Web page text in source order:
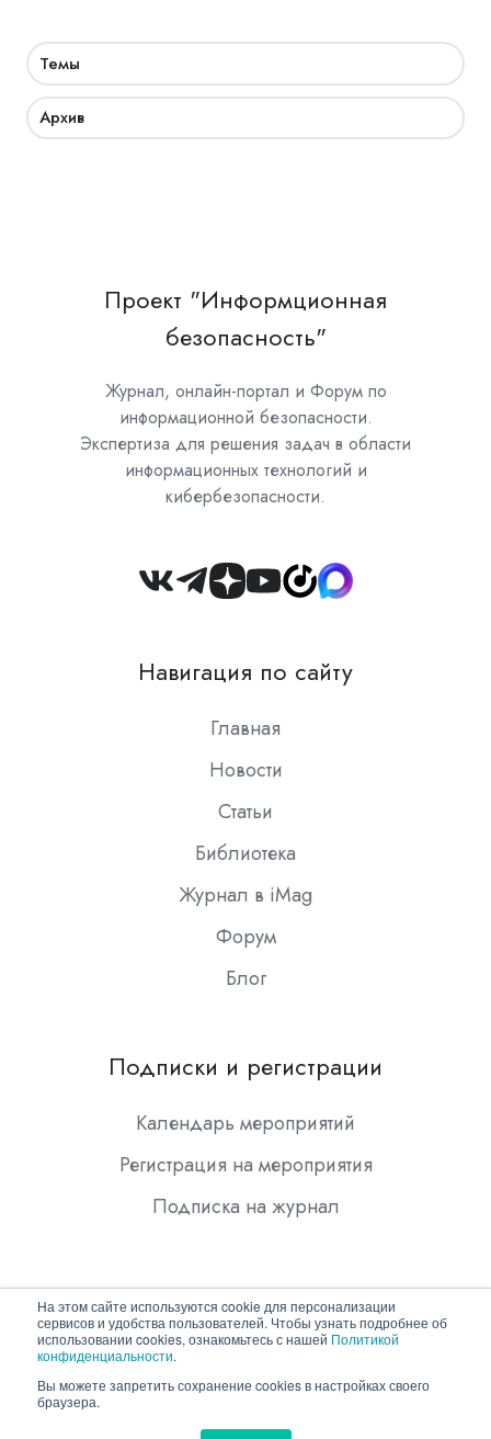
На этом сайте используются cookie для персонализации
сервисов и удобства пользователей. Чтобы узнать подробнее об
использовании cookies, ознакомьтесь с нашей Политикой
конфиденциальности.
Вы можете запретить сохранение cookies в настройках своего
браузера.
Темы
Архив
Проект "Информционная
безопасность"
Журнал, онлайн-портал и Форум по
информационной безопасности.
Экспертиза для решения задач в области
информационных технологий и
кибербезопасности.
Join
Slack
Навигация по сайту
Главная
Новости
Статьи
Библиотека
Журнал в iMag
Форум
Блог
Подписки и регистрации
Календарь мероприятий
Регистрация на мероприятия
Подписка на журнал
Copyright © 2026 ООО "Гротек"
Политика конфиденциальности